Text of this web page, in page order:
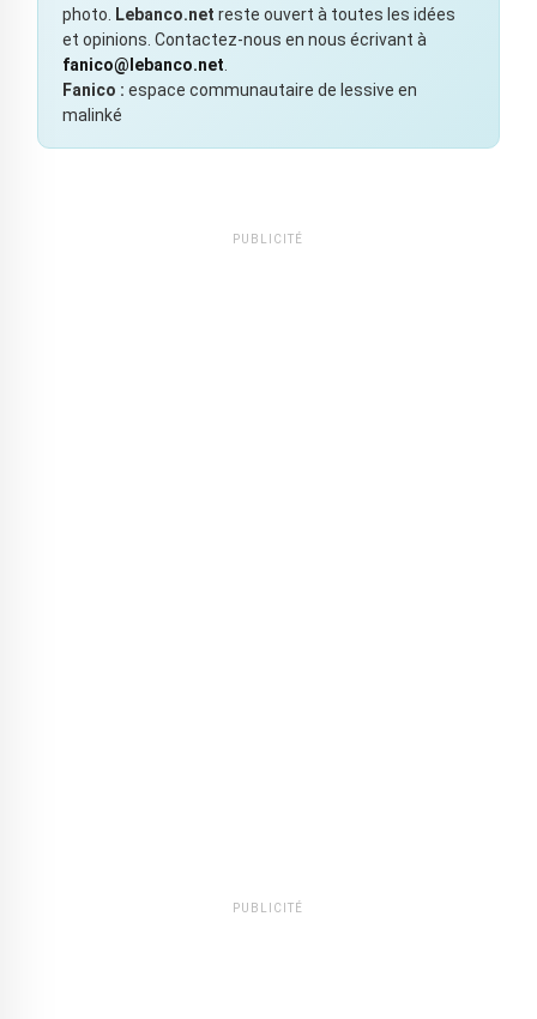
photo.
Lebanco.net reste ouvert à toutes les idées
et opinions. Contactez-nous en nous écrivant à
fanico@lebanco.net
Fanico : espace communautaire de lessive en
malinké
PUBLICITÉ
PUBLICITÉ